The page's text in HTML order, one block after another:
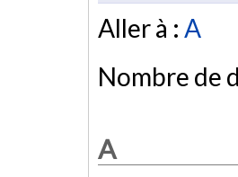
Aller à : A
Nombre de
A